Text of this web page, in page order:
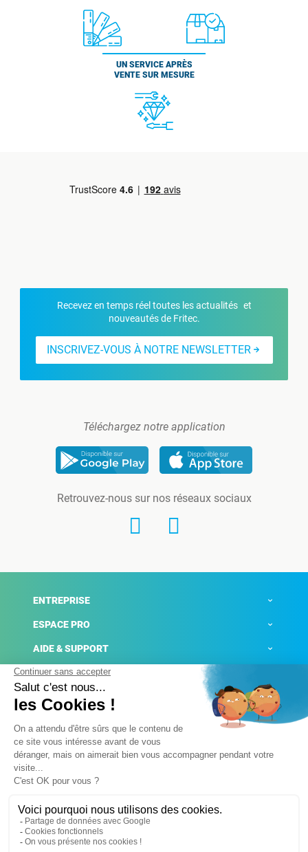
UN SERVICE APRÈS
VENTE SUR MESURE
Recevez en temps réel toutes les actualités et
nouveautés de Fritec.
INSCRIVEZ-VOUS À NOTRE NEWSLETTER
Téléchargez notre application
Retrouvez-nous sur nos réseaux sociaux
ENTREPRISE
ESPACE PRO
AIDE & SUPPORT
ACTUALITÉS
Mentions légales
Conditions générales de ventes
Plateforme de signalement